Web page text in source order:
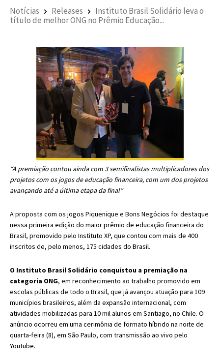
Notícias Releases
Instituto Brasil Solidário leva o
título de melhor ONG no Prêmio Educação...
“A premiação contou ainda com 3 semifinalistas multiplicadores dos
projetos com os jogos de educação financeira, com um dos projetos
avançando até a última etapa da final”
A proposta com os jogos Piquenique e Bons Negócios foi destaque
nessa primeira edição do maior prêmio de educação financeira do
Brasil, promovido pelo Instituto XP, que contou com mais de 400
inscritos de, pelo menos, 175 cidades do Brasil.
O Instituto Brasil Solidário conquistou a premiação na
categoria ONG, em reconhecimento ao trabalho promovido em
escolas públicas de todo o Brasil, que já avançou atuação para 109
municípios brasileiros, além da expansão internacional, com
atividades mobilizadas para 10 mil alunos em Santiago, no Chile. O
anúncio ocorreu em uma cerimônia de formato híbrido na noite de
quarta-feira (8), em São Paulo, com transmissão ao vivo pelo
Youtube.